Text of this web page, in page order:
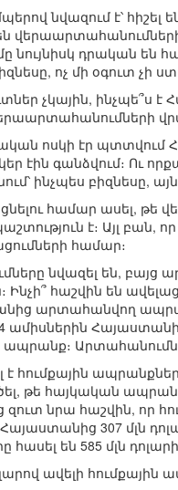
նվազում է՝
նույնիսկ դրական են
ոչ մի օգուտ չի
չկային, ինչպե՞ս է
ոսկի էր պտտվում
էին գանձվում։ Ու
ինչպես բիզնեսը,
համար ասել, թե
է։ Այլ բան,
համար։
նվազել են,
Ինչի՞ հաշվին են
արտահանվող
ապրանք։ Արտահանումն
հումքային
թե հայկական
զուտ նրա հաշվին, որ
307 մլն
են 585 մլն
ավելի հումքային